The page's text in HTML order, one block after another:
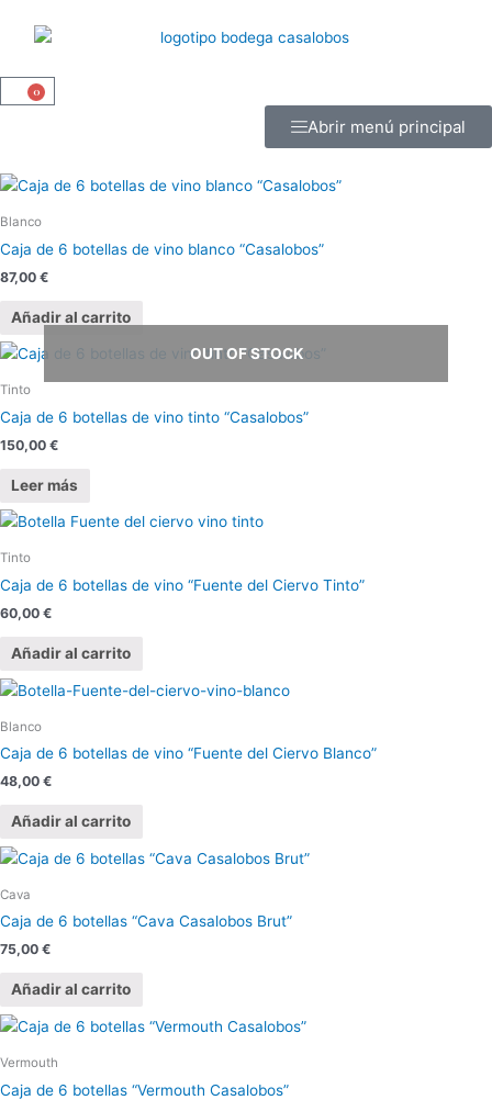
0
Carrito
Abrir menú principal
Blanco
Caja de 6 botellas de vino blanco “Casalobos”
87,00 €
Añadir al carrito
OUT OF STOCK
Tinto
Caja de 6 botellas de vino tinto “Casalobos”
150,00 €
Leer más
Tinto
Caja de 6 botellas de vino “Fuente del Ciervo Tinto”
60,00 €
Añadir al carrito
Blanco
Caja de 6 botellas de vino “Fuente del Ciervo Blanco”
48,00 €
Añadir al carrito
Cava
Caja de 6 botellas “Cava Casalobos Brut”
75,00 €
Añadir al carrito
Vermouth
Caja de 6 botellas “Vermouth Casalobos”